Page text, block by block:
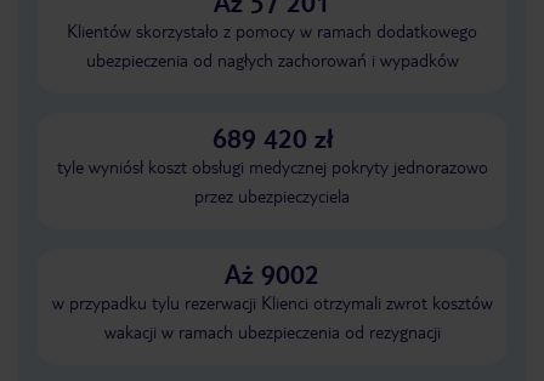
Klientów skorzystało z pomocy w ramach dodatkowego
ubezpieczenia od nagłych zachorowań i wypadków
689 420 zł
tyle wyniósł koszt obsługi medycznej pokryty jednorazowo
przez ubezpieczyciela
Aż 9002
w przypadku tylu rezerwacji Klienci otrzymali zwrot kosztów
wakacji w ramach ubezpieczenia od rezygnacji